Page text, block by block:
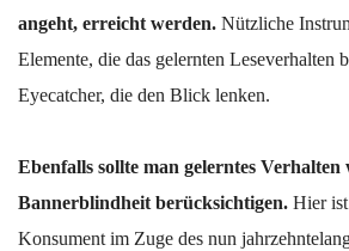
angeht, erreicht werden. Nützliche
Elemente, die das gelernten Leseverhalten
Eyecatcher, die den Blick lenken.
Ebenfalls sollte man gelerntes Verhalten
Bannerblindheit berücksichtigen. Hier ist
Konsument im Zuge des nun